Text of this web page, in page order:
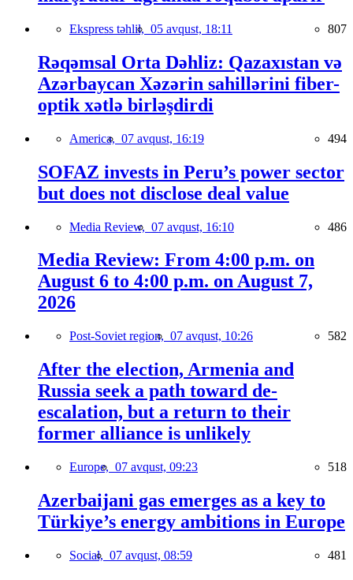
Ekspress təhlil, 05 avqust, 18:11 807
Rəqəmsal Orta Dəhliz: Qazaxıstan və
Azərbaycan Xəzərin sahillərini fiber-
optik xətlə birləşdirdi
America, 07 avqust, 16:19 494
SOFAZ invests in Peru’s power sector
but does not disclose deal value
Media Review, 07 avqust, 16:10 486
Media Review: From 4:00 p.m. on
August 6 to 4:00 p.m. on August 7,
2026
Post-Soviet region, 07 avqust, 10:26 582
After the election, Armenia and
Russia seek a path toward de-
escalation, but a return to their
former alliance is unlikely
Europe, 07 avqust, 09:23 518
Azerbaijani gas emerges as a key to
Türkiye’s energy ambitions in Europe
Social, 07 avqust, 08:59 481